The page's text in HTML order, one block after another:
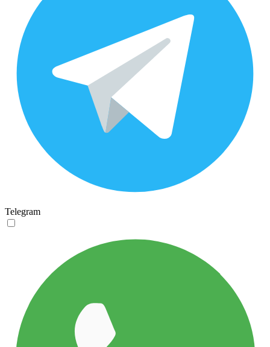
Telegram